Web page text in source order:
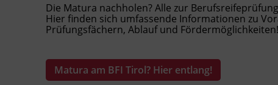
Die Matura nachholen? Alle zur
Hier finden sich umfassende Informationen zu
Prüfungsfächern, Ablauf und Fördermöglichkeiten!
Matura am BFI Tirol? Hier entlang!